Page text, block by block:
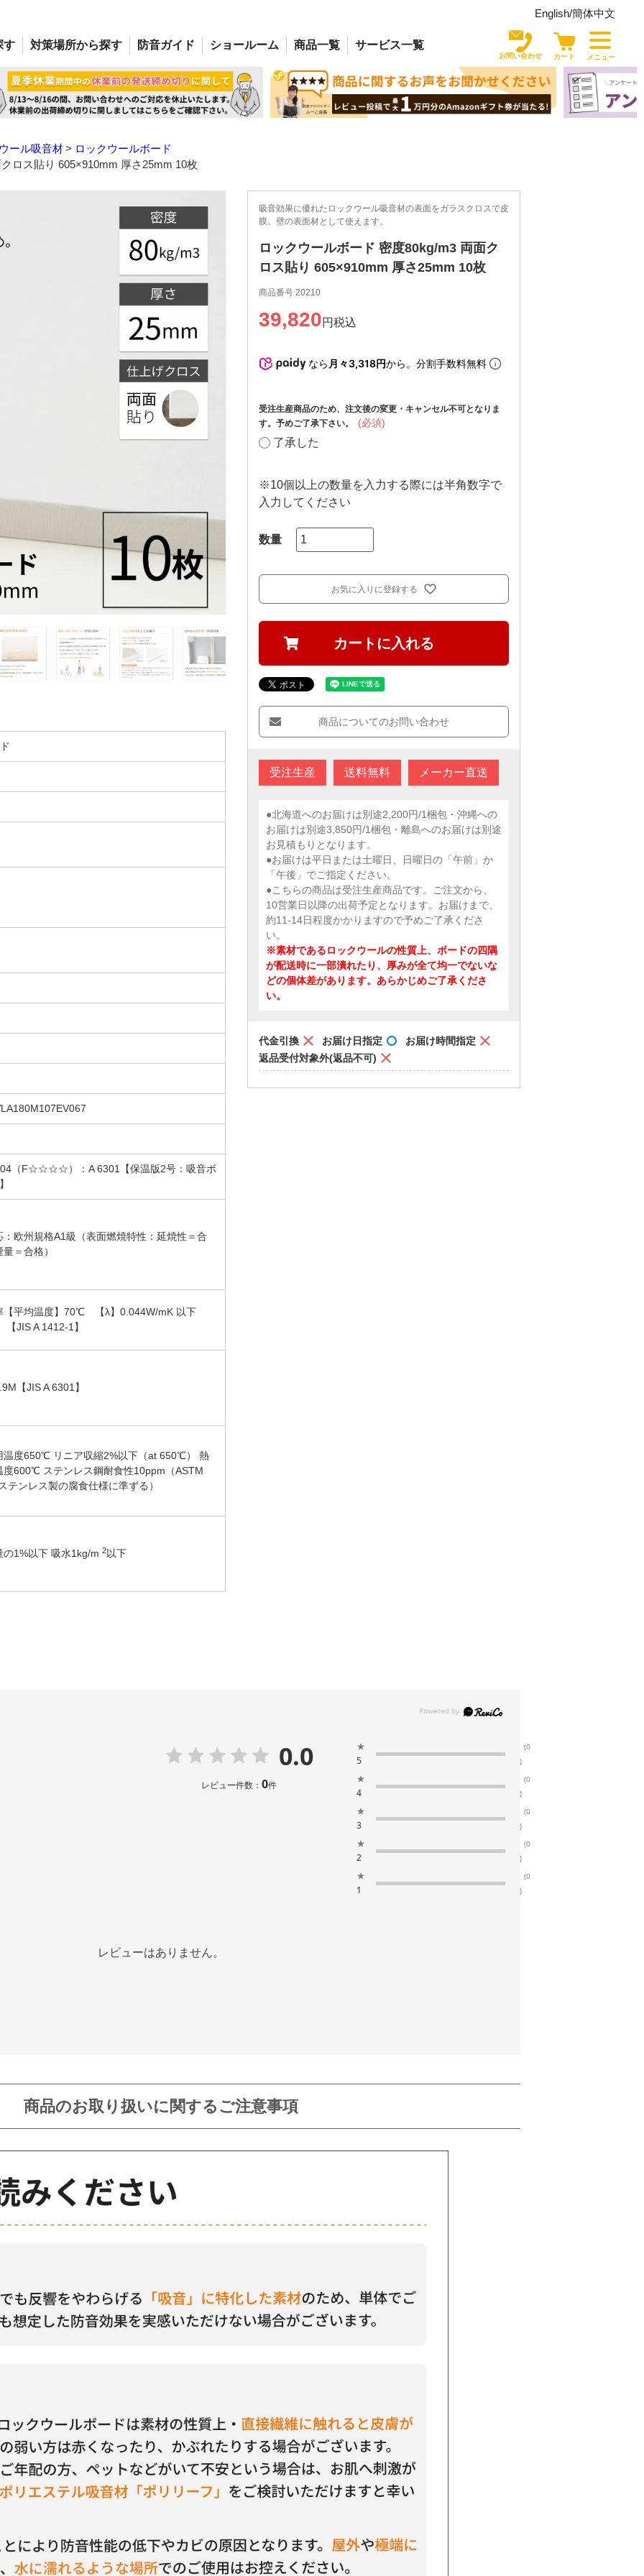
English/簡体中文
す 対策場所から探す 防音ガイド ショールーム 商品一覧 サービス一覧
お問い合わせ カート メニュー
ール吸音材
ロックウールボード
ロス貼り 605×910mm 厚さ25mm 10枚
（F☆☆☆☆）：A 6301【保温版2号：吸音ボ
：欧州規格A1級（表面燃焼特性：延焼性＝合
＝合格）
【平均温度】70℃ 【λ】0.044W/mK 以下
JIS A 1412-1】
【JIS A 6301】
温度650℃ リニア収縮2%以下（at 650℃） 熱
度600℃ ステンレス鋼耐食性10ppm（ASTM
テンレス製の腐食仕様に準ずる）
の1%以下 吸水1kg/m 2以下
吸音効果に優れたロックウール吸音材の表面をガラスクロスで皮
膜。壁の表面材として使えます。
ロックウールボード 密度80kg/m3 両面ク
ロス貼り 605×910mm 厚さ25mm 10枚
商品番号 20210
39,820 税込
なら 月々3,318円から。分割手数料無料
受注生産商品のため、注文後の変更・キャンセル不可となりま
す。予めご了承下さい。
(必須)
了承した
※10個以上の数量を入力する際には半角数字で
入力してください
お気に入りに登録する
カートに入れる
商品についてのお問い合わせ
受注生産 送料無料 メーカー直送
●北海道へのお届けは別途2,200円/1梱包・沖縄への
お届けは別途3,850円/1梱包・離島へのお届けは別途
お見積もりとなります。
●お届けは平日または土曜日、日曜日の「午前」か
「午後」でご指定ください。
●こちらの商品は受注生産商品です。ご注文から、
10営業日以降の出荷予定となります。お届けまで、
約11-14日程度かかりますので予めご了承くださ
い。
※素材であるロックウールの性質上、ボードの四隅
が配送時に一部潰れたり、厚みが全て均一でないな
どの個体差があります。あらかじめご了承くださ
い。
代金引換 お届け日指定
お届け時間指定
返品受付対象外(返品不可)
0.0
レビュー件数： 0件
★
5
(0
)
★
4
(0
)
★
3
(0
)
★
2
(0
)
★
1
(0
)
レビューはありません。
商品のお取り扱いに関するご注意事項